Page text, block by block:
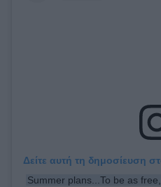
Δείτε αυτή τη δημοσίευση
Summer plans...To be as